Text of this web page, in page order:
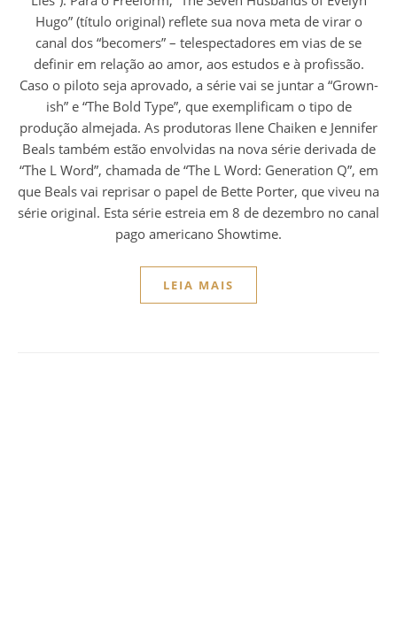
Hugo” (título original) reflete sua nova meta de virar o
canal dos “becomers” – telespectadores em vias de se
definir em relação ao amor, aos estudos e à profissão.
Caso o piloto seja aprovado, a série vai se juntar a “Grown-
ish” e “The Bold Type”, que exemplificam o tipo de
produção almejada. As produtoras Ilene Chaiken e Jennifer
Beals também estão envolvidas na nova série derivada de
“The L Word”, chamada de “The L Word: Generation Q”, em
que Beals vai reprisar o papel de Bette Porter, que viveu na
série original. Esta série estreia em 8 de dezembro no canal
pago americano Showtime.
LEIA MAIS